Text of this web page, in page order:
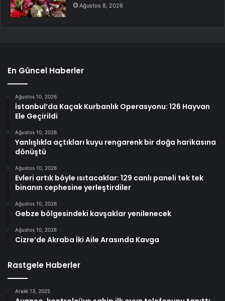
Ağustos 8, 2026
En Güncel Haberler
Ağustos 10, 2026
İstanbul’da Kaçak Kurbanlık Operasyonu: 126 Hayvan
Ele Geçirildi
Ağustos 10, 2026
Yanlışlıkla açtıkları kuyu rengarenk bir doğa harikasına
dönüştü
Ağustos 10, 2026
Evleri artık böyle ısıtacaklar: 129 canlı paneli tek tek
binanın cephesine yerleştirdiler
Ağustos 10, 2026
Gebze bölgesindeki kavşaklar yenilenecek
Ağustos 10, 2026
Cizre’de Akraba İki Aile Arasında Kavga
Rastgele Haberler
Aralık 13, 2025